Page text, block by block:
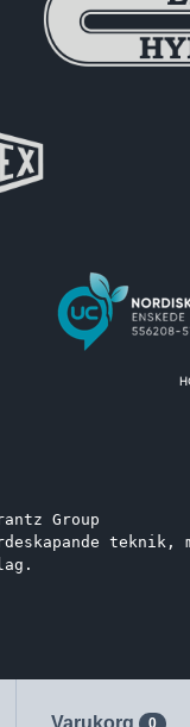
Varukorg
Group